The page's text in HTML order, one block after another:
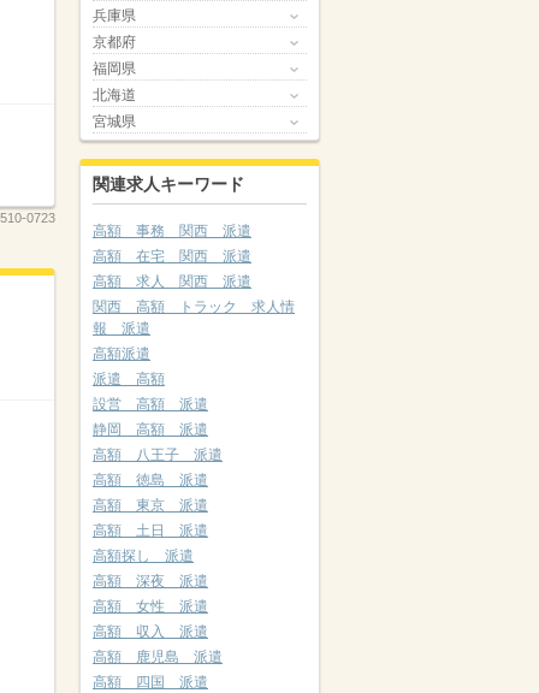
0723
兵庫県
京都府
福岡県
北海道
宮城県
関連求人キーワード
高額 事務 関西 派遣
高額 在宅 関西 派遣
高額 求人 関西 派遣
関西 高額 トラック 求人情
報 派遣
高額派遣
派遣 高額
設営 高額 派遣
静岡 高額 派遣
高額 八王子 派遣
高額 徳島 派遣
高額 東京 派遣
高額 土日 派遣
高額探し 派遣
高額 深夜 派遣
高額 女性 派遣
高額 収入 派遣
高額 鹿児島 派遣
高額 四国 派遣